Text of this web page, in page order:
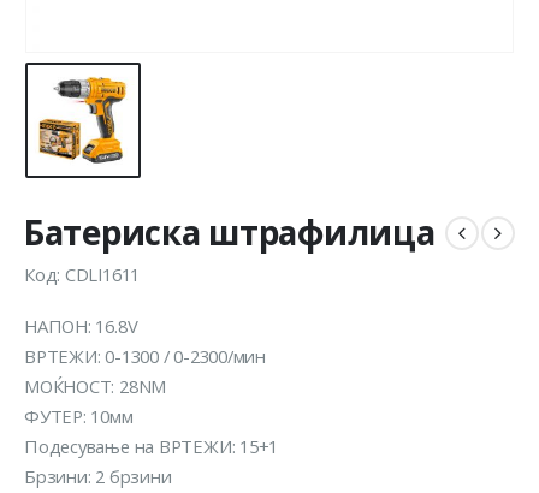
Батериска штрафилица
Код: CDLI1611
НАПОН: 16.8V
ВРТЕЖИ: 0-1300 / 0-2300/мин
МОЌНОСТ: 28NM
ФУТЕР: 10мм
Подесување на ВРТЕЖИ: 15+1
Брзини: 2 брзини